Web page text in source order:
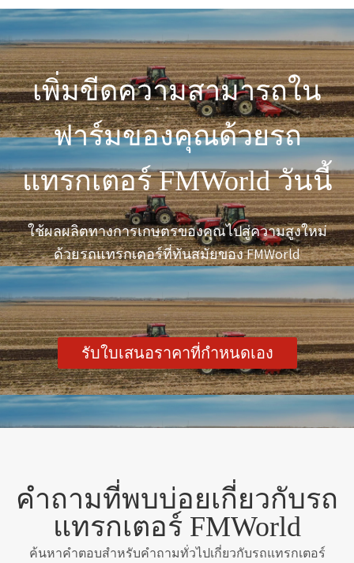
เพิ่มขีดความสามารถใน
ฟาร์มของคุณด้วยรถ
แทรกเตอร์ FMWorld วันนี้
ใช้ผลผลิตทางการเกษตรของคุณไปสู่ความสูงใหม่
ด้วยรถแทรกเตอร์ที่ทันสมัยของ FMWorld
รับใบเสนอราคาที่กำหนดเอง
คำถามที่พบบ่อยเกี่ยวกับรถ
แทรกเตอร์ FMWorld
ค้นหาคำตอบสำหรับคำถามทั่วไปเกี่ยวกับรถแทรกเตอร์